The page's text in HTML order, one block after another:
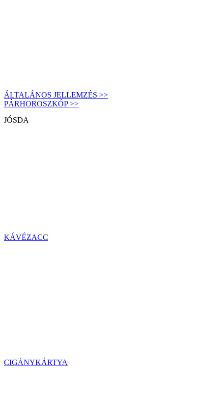
ÁLTALÁNOS JELLEMZÉS >>
PÁRHOROSZKÓP >>
JÓSDA
KÁVÉZACC
CIGÁNYKÁRTYA